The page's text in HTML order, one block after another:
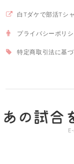
白Tダケで部活Tシ
プライバシーポリ
特定商取引法に基